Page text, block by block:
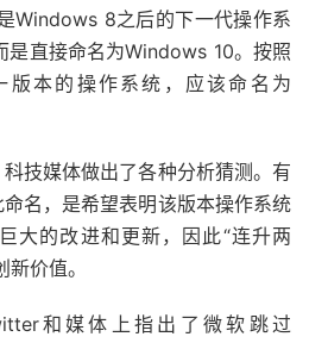
Windows 8之后的下一代操作系
直接命名为Windows 10。按照
版本的操作系统，应该命名为
技媒体做出了各种分析猜测。有
名，是希望表明该版本操作系统
大的改进和更新，因此“连升两
价值。
和媒体上指出了微软跳过